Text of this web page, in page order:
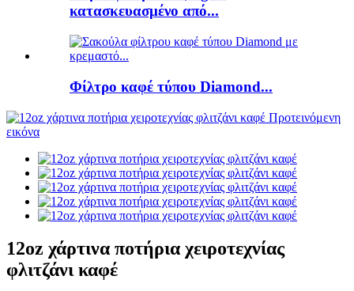
κατασκευασμένο από...
Φίλτρο καφέ τύπου Diamond...
12oz χάρτινα ποτήρια χειροτεχνίας
φλιτζάνι καφέ